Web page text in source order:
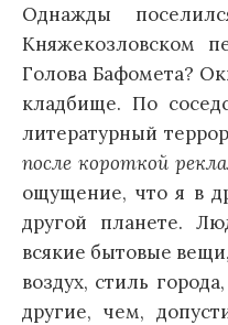
Однажды
Княжекозловском
Голова Бафомета?
кладбище. По
литературный
после короткой
ощущение, что я в
другой планете.
всякие бытовые
воздух, стиль
другие, чем,